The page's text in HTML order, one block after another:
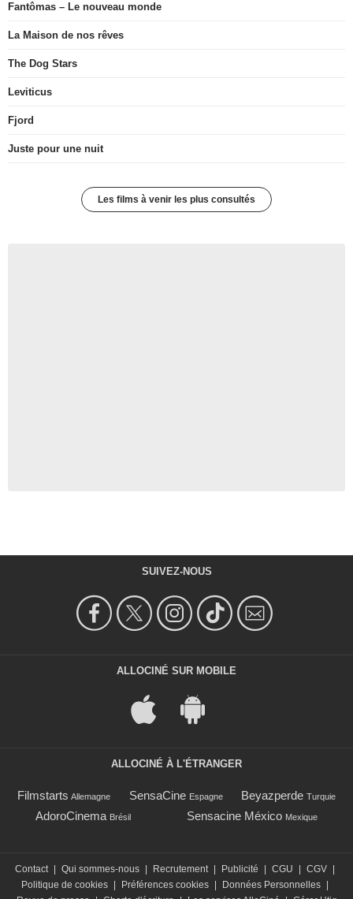
Fantômas – Le nouveau monde
La Maison de nos rêves
The Dog Stars
Leviticus
Fjord
Juste pour une nuit
Les films à venir les plus consultés
SUIVEZ-NOUS
ALLOCINÉ SUR MOBILE
ALLOCINÉ À L'ÉTRANGER
Filmstarts Allemagne SensaCine Espagne Beyazperde Turquie
AdoroCinema Brésil Sensacine México Mexique
Contact Qui sommes-nous Recrutement Publicité CGU CGV
Politique de cookies
Préférences cookies Données Personnelles